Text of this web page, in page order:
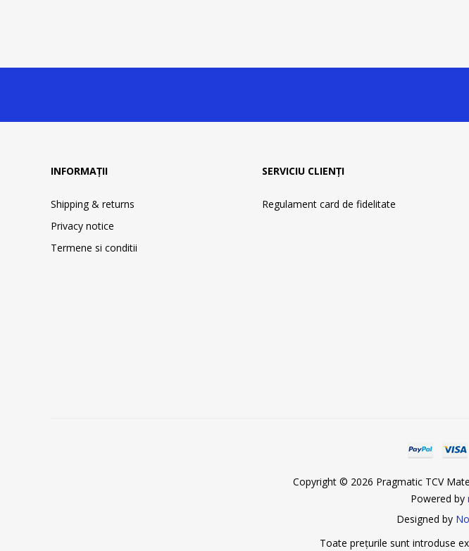
INFORMAȚII
Shipping & returns
Privacy notice
Termene si conditii
SERVICIU CLIENȚI
Regulament card de fidelitate
Copyright © 2026 Pragmatic TCV
Powered by
Designed by
Toate prețurile sunt introduse